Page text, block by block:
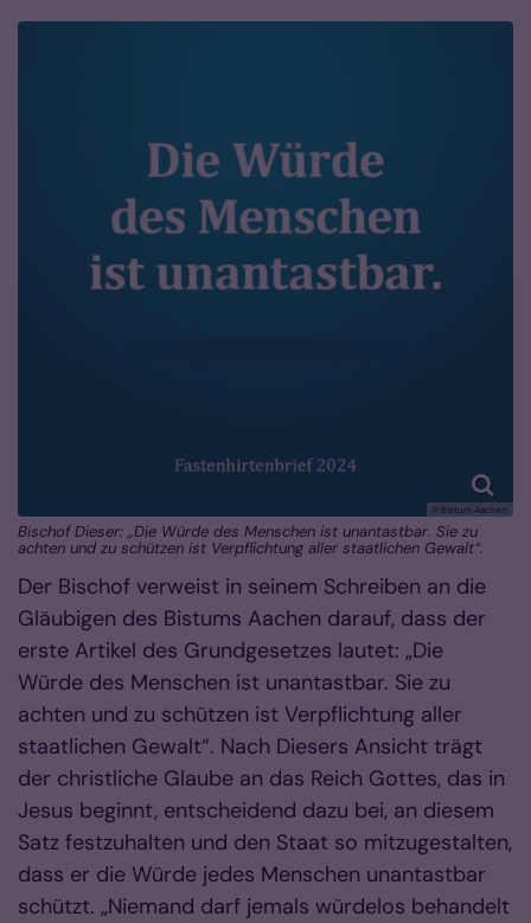
© Bistum Aachen
Bischof Dieser: „Die Würde des Menschen ist unantastbar. Sie zu
achten und zu schützen ist Verpflichtung aller staatlichen Gewalt“.
Der Bischof verweist in seinem Schreiben an die
Gläubigen des Bistums Aachen darauf, dass der
erste Artikel des Grundgesetzes lautet: „Die
Würde des Menschen ist unantastbar. Sie zu
achten und zu schützen ist Verpflichtung aller
staatlichen Gewalt“. Nach Diesers Ansicht trägt
der christliche Glaube an das Reich Gottes, das in
Jesus beginnt, entscheidend dazu bei, an diesem
Satz festzuhalten und den Staat so mitzugestalten,
dass er die Würde jedes Menschen unantastbar
schützt. „Niemand darf jemals würdelos behandelt